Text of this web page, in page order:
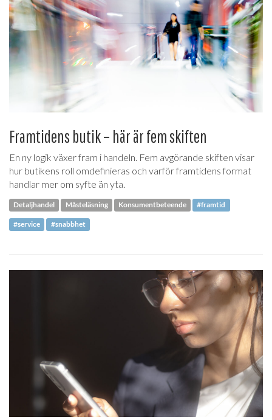
Framtidens butik – här är fem skiften
En ny logik växer fram i handeln. Fem avgörande skiften visar
hur butikens roll omdefinieras och varför framtidens format
handlar mer om syfte än yta.
Detaljhandel Måsteläsning Konsumentbeteende #framtid
#service #snabbhet